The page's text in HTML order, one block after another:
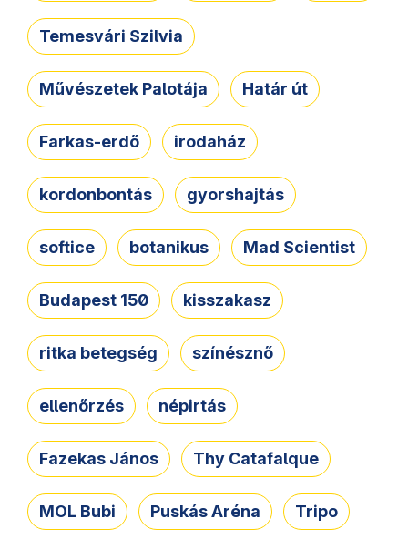
Temesvári Szilvia
Művészetek Palotája Határ út
Farkas-erdő irodaház
kordonbontás gyorshajtás
softice botanikus Mad Scientist
Budapest 150 kisszakasz
ritka betegség színésznő
ellenőrzés népirtás
Fazekas János Thy Catafalque
MOL Bubi Puskás Aréna Tripo